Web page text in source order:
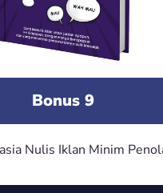
Bonus 9
Nulis Iklan Minim